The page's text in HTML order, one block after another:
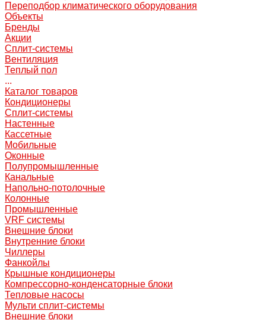
Переподбор климатического оборудования
Объекты
Бренды
Акции
Сплит-системы
Вентиляция
Теплый пол
...
Каталог товаров
Кондиционеры
Сплит-системы
Настенные
Кассетные
Мобильные
Оконные
Полупромышленные
Канальные
Напольно-потолочные
Колонные
Промышленные
VRF системы
Внешние блоки
Внутренние блоки
Чиллеры
Фанкойлы
Крышные кондиционеры
Компрессорно-конденсаторные блоки
Тепловые насосы
Мульти сплит-системы
Внешние блоки